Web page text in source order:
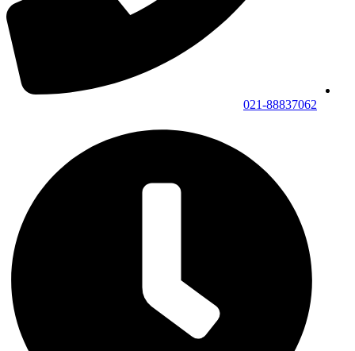
021-88837062